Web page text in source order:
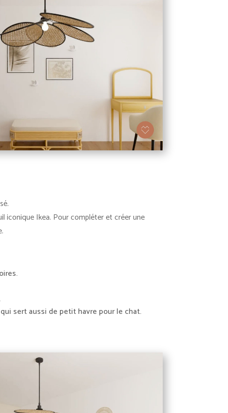
iconique Ikea. Pour compléter et créer une
sert aussi de petit havre pour le chat.